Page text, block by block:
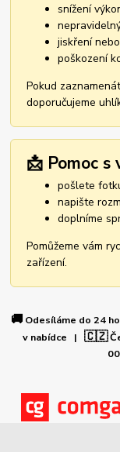
snížení
jiskření
poškození
Pokud
doporučujeme
📩 Pomoc s
pošlete
napište
doplníme
Pomůžeme vám
zařízení.
🚚 Odesíláme do 24
v nabídce | 🇨🇿